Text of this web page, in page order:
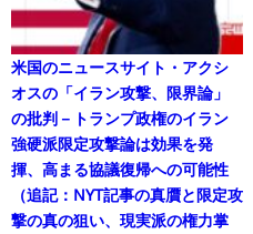
米国のニュースサイト・アクシ
オスの「イラン攻撃、限界論」
の批判－トランプ政権のイラン
強硬派限定攻撃論は効果を発
揮、高まる協議復帰への可能性
（追記：NYT記事の真贋と限定攻
撃の真の狙い、現実派の権力掌